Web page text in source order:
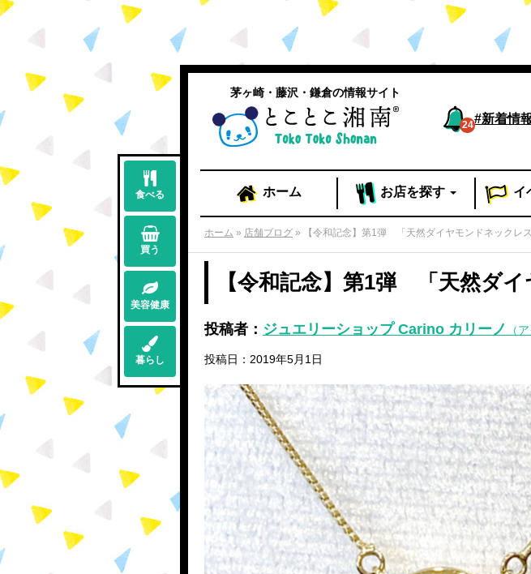
食べる
買う
美容健康
暮らし
#新着情
24
茅ヶ崎・藤沢・鎌倉の情報サイト
ホーム お店を探す イ
ホーム » 店舗ブログ » 【令和記念】第1弾 「天然ダイヤモンドネックレ
【令和記念】第1弾 「天然ダ
投稿者： ジュエリーショップ Carino カリーノ （
投稿日：2019年5月1日